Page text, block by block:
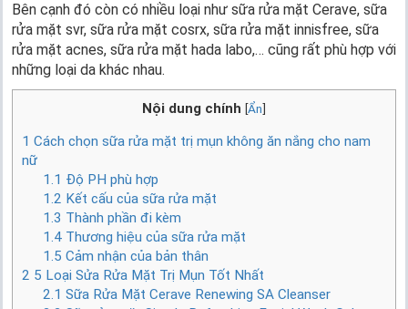
Bên cạnh đó còn có nhiều loại như sữa rửa mặt Cerave, sữa
rửa mặt svr, sữa rửa mặt cosrx, sữa rửa mặt innisfree, sữa
rửa mặt acnes, sữa rửa mặt hada labo,… cũng rất phù hợp với
những loại da khác nhau.
Nội dung chính [Ẩn]
1 Cách chọn sữa rửa mặt trị mụn không ăn nắng cho nam
nữ
1.1 Độ PH phù hợp
1.2 Kết cấu của sữa rửa mặt
1.3 Thành phần đi kèm
1.4Thương hiệu của sữa rửa mặt
1.5 Cảm nhận của bản thân
2 5 Loại Sửa Rửa Mặt Trị Mụn Tốt Nhất
2.1 Sữa Rửa Mặt Cerave Renewing SA Cleanser